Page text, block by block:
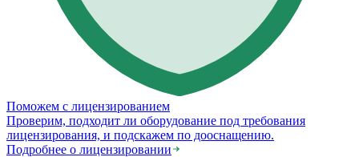
Поможем с лицензированием
Проверим, подходит ли оборудование под требования
лицензирования, и подскажем по дооснащению.
Подробнее о лицензировании